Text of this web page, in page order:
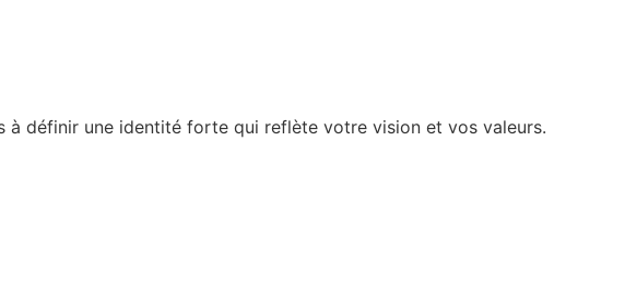
à définir une identité forte qui reflète votre vision et vos valeurs.